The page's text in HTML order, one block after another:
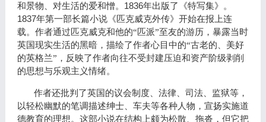
和景物、对生活的爱和憎。 1836年出版了 《特写集》 。
1837年第一部长篇小说《匹克威克外传》开始在报上连
载。作者通过匹克威克和他的“匹派”至友的游历，暴露当时
英国现实生活的黑暗，描绘了作者心目中的“古老的、美好
的英格兰”，反映了作者向往不受封建压迫和资产阶级剥削
的思想与乐观主义情绪。
作者还批判了英国的议会制度、法律、司法、监狱等，
以轻松幽默的笔调描述绅士、车夫等各种人物，宣扬实施道
德教育的理想。这部小说在结构上颇为松散、拖沓，但它把